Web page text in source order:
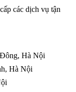
các dịch vụ tận
Hà Nội
Hà Nội